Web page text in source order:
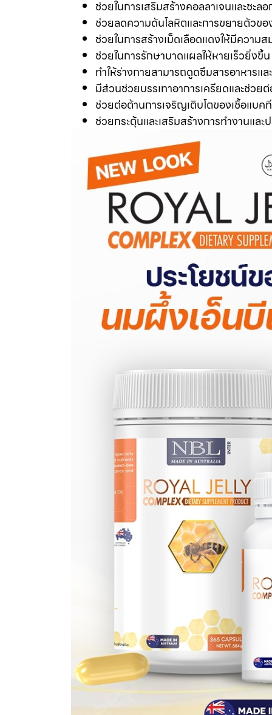
ช่วยในการเสริมสร้างคอลลาเจนและชะลอ
ช่วยลดความดันโลหิตและการขยายตัวขอ
ช่วยในการสร้างเม็ดเลือดแดงให้มีความ
ช่วยในการรักษาบาดแผลให้หายเร็วยิ่งขึ้น
ทำให้ร่างกายสามารถดูดซึมสารอาหารแ
มีส่วนช่วยบรรเทาอาการเครียดและช่วย
ช่วยต่อต้านการเจริญเติบโตของเชื้อแบค
ช่วยกระตุ้นและเสริมสร้างการทำงานแ